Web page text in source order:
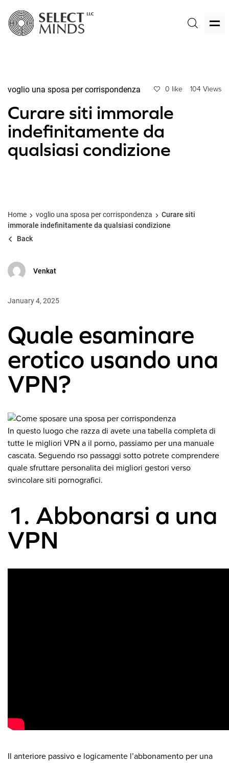
voglio una sposa per corrispondenza 0 like 104 Views
Curare siti immorale
indefinitamente da
qualsiasi condizione
Home voglio una sposa per corrispondenza
Curare siti
immorale indefinitamente da qualsiasi condizione
Back
Venkat
January 4, 2025
Quale esaminare
erotico usando una
VPN?
In questo luogo che razza di avete una tabella completa di
tutte le migliori VPN a il porno, passiamo per una manuale
cascata. Seguendo rso passaggi sotto potrete comprendere
quale sfruttare personalita dei migliori gestori verso
svincolare siti pornografici.
1. Abbonarsi a una
VPN
Il anteriore passivo e logicamente l’abbonamento per una